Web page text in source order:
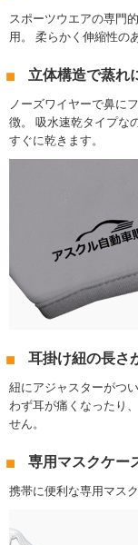
スポーツウエアの専門
用。 柔らかく伸縮性の
立体構造で蒸れ
ノーズワイヤーで鼻に
徴。 吸水速乾タイプな
すぐに乾きます。
耳掛け紐の長さ
紐にアジャスターがつ
わず耳が痛くなったり
せん。
専用マスクケー
携帯に便利な専用マス